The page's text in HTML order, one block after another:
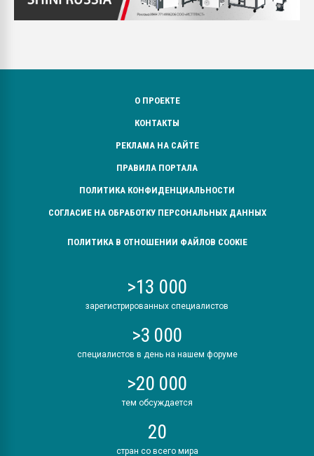
О ПРОЕКТЕ
КОНТАКТЫ
РЕКЛАМА НА САЙТЕ
ПРАВИЛА ПОРТАЛА
ПОЛИТИКА КОНФИДЕНЦИАЛЬНОСТИ
СОГЛАСИЕ НА ОБРАБОТКУ ПЕРСОНАЛЬНЫХ ДАННЫХ
ПОЛИТИКА В ОТНОШЕНИИ ФАЙЛОВ COOKIE
>13 000
зарегистрированных специалистов
>3 000
специалистов в день на нашем форуме
>20 000
тем обсуждается
20
стран со всего мира